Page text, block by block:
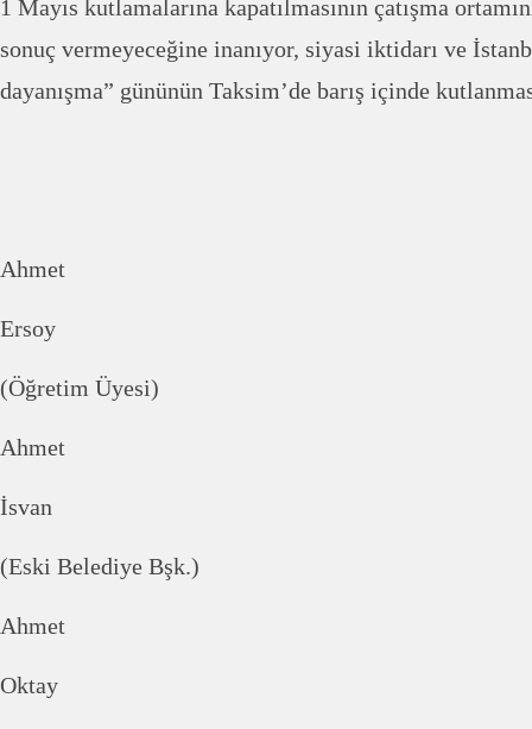
1 Mayıs kutlamalarına kapatılmasının çatışma
sonuç vermeyeceğine inanıyor, siyasi iktidarı ve
dayanışma” gününün Taksim’de barış içinde
Ahmet
Ersoy
(Öğretim Üyesi)
Ahmet
İsvan
(Eski Belediye Bşk.)
Ahmet
Oktay